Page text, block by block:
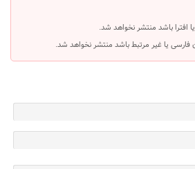
افترا باشد منتشر نخواهد شد.
فارسی یا غیر مرتبط باشد منتشر نخواهد شد.